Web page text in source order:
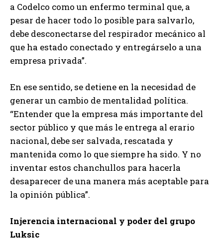
a Codelco como un enfermo terminal que, a
pesar de hacer todo lo posible para salvarlo,
debe desconectarse del respirador mecánico al
que ha estado conectado y entregárselo a una
empresa privada”.
En ese sentido, se detiene en la necesidad de
generar un cambio de mentalidad política.
“Entender que la empresa más importante del
sector público y que más le entrega al erario
nacional, debe ser salvada, rescatada y
mantenida como lo que siempre ha sido. Y no
inventar estos chanchullos para hacerla
desaparecer de una manera más aceptable para
la opinión pública”.
Injerencia internacional y poder del grupo
Luksic